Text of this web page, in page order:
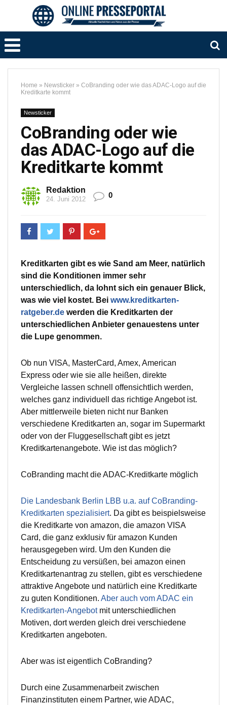
Home » Newsticker » CoBranding oder wie das ADAC-Logo auf die
Kreditkarte kommt
Newsticker
CoBranding oder wie
das ADAC-Logo auf die
Kreditkarte kommt
Redaktion
24. Juni 2012 0
Kreditkarten gibt es wie Sand am Meer, natürlich
sind die Konditionen immer sehr
unterschiedlich, da lohnt sich ein genauer Blick,
was wie viel kostet. Bei www.kreditkarten-
ratgeber.de werden die Kreditkarten der
unterschiedlichen Anbieter genauestens unter
die Lupe genommen.
Ob nun VISA, MasterCard, Amex, American
Express oder wie sie alle heißen, direkte
Vergleiche lassen schnell offensichtlich werden,
welches ganz individuell das richtige Angebot ist.
Aber mittlerweile bieten nicht nur Banken
verschiedene Kreditkarten an, sogar im Supermarkt
oder von der Fluggesellschaft gibt es jetzt
Kreditkartenangebote. Wie ist das möglich?
CoBranding macht die ADAC-Kreditkarte möglich
Die Landesbank Berlin LBB u.a. auf CoBranding-
Kreditkarten spezialisiert. Da gibt es beispielsweise
die Kreditkarte von amazon, die amazon VISA
Card, die ganz exklusiv für amazon Kunden
herausgegeben wird. Um den Kunden die
Entscheidung zu versüßen, bei amazon einen
Kreditkartenantrag zu stellen, gibt es verschiedene
attraktive Angebote und natürlich eine Kreditkarte
zu guten Konditionen. Aber auch vom ADAC ein
Kreditkarten-Angebotmit unterschiedlichen
Motiven, dort werden gleich drei verschiedene
Kreditkarten angeboten.
Aber was ist eigentlich CoBranding?
Durch eine Zusammenarbeit zwischen
Finanzinstituten einem Partner, wie ADAC,